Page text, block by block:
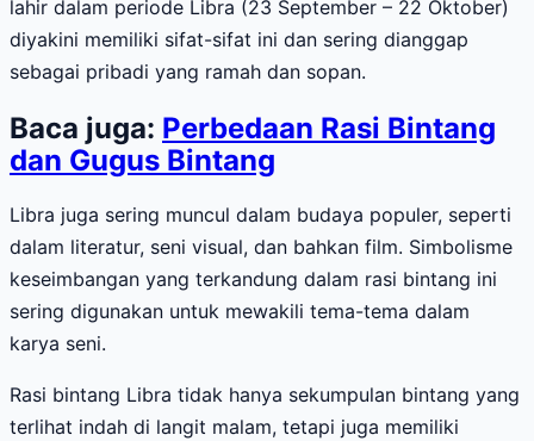
lahir dalam periode Libra (23 September – 22 Oktober)
diyakini memiliki sifat-sifat ini dan sering dianggap
sebagai pribadi yang ramah dan sopan.
Baca juga: Perbedaan Rasi Bintang
dan Gugus Bintang
Libra juga sering muncul dalam budaya populer, seperti
dalam literatur, seni visual, dan bahkan film. Simbolisme
keseimbangan yang terkandung dalam rasi bintang ini
sering digunakan untuk mewakili tema-tema dalam
karya seni.
Rasi bintang Libra tidak hanya sekumpulan bintang yang
terlihat indah di langit malam, tetapi juga memiliki